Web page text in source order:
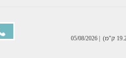
| 05/08/2026